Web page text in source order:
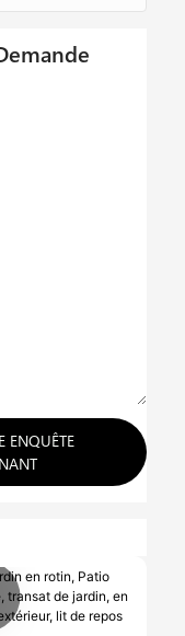
ENQUÊTE